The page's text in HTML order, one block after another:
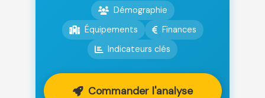
Démographie
Équipements
Finances
Indicateurs clés
Commander l'analyse